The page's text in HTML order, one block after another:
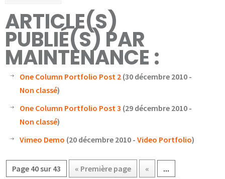
ARTICLE(S)
PUBLIÉ(S) PAR
MAINTENANCE :
One Column Portfolio Post 2 (30 décembre 2010 -
Non classé)
One Column Portfolio Post 3 (29 décembre 2010 -
Non classé)
Vimeo Demo (20 décembre 2010 - Video Portfolio)
Page 40 sur 43 « Première page «
...